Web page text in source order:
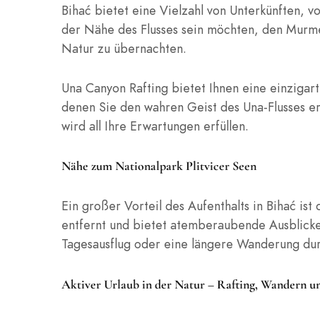
Bihać bietet eine Vielzahl von Unterkünften,
der Nähe des Flusses sein möchten, den
Natur zu übernachten.
Una Canyon Rafting bietet Ihnen eine
denen Sie den wahren Geist des Una-
wird all Ihre Erwartungen erfüllen.
Nähe zum Nationalpark Plitvicer Seen
Ein großer Vorteil des Aufenthalts in Bihać
entfernt und bietet atemberaubende
Tagesausflug oder eine längere Wanderung
Aktiver Urlaub in der Natur – Rafting, Wandern